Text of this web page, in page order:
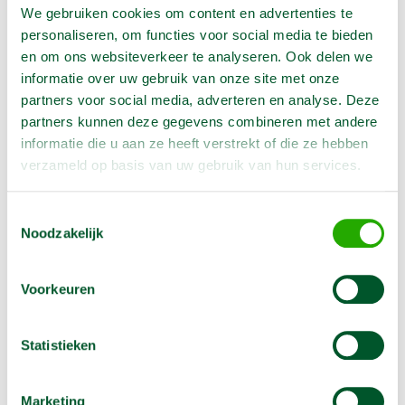
We gebruiken cookies om content en advertenties te
personaliseren, om functies voor social media te bieden
en om ons websiteverkeer te analyseren. Ook delen we
informatie over uw gebruik van onze site met onze
partners voor social media, adverteren en analyse. Deze
partners kunnen deze gegevens combineren met andere
informatie die u aan ze heeft verstrekt of die ze hebben
verzameld op basis van uw gebruik van hun services.
Noodzakelijk
Voorkeuren
Statistieken
Marketing
Hele grove schuurschijf is geschikt voor de woodboy.
Meer informatie
Klitschuurschijf K 40 voor het schuren
€ 11,00
In winkelwagen te selecteren
Grove schuurschijf is geschikt voor de woodboy.
In winkelwagen te selecteren